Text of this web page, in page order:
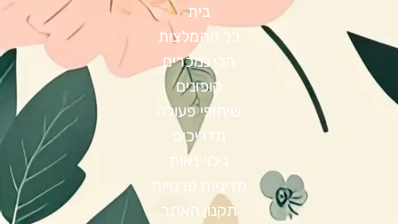
בית
כל ההמלצות
הכי נמכרים
קופונים
שיתופי פעולה
מדריכים
גילוי נאות
מדיניות פרטיות
תקנון האתר